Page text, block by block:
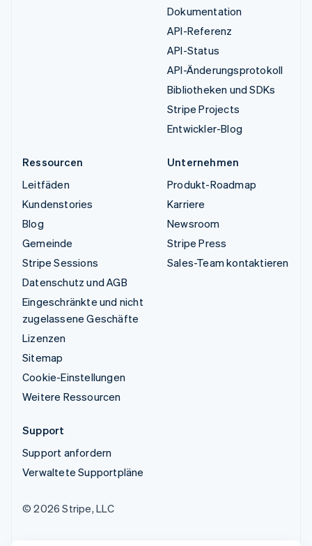
Dokumentation
API-Referenz
API-Status
API-Änderungsprotokoll
Bibliotheken und SDKs
Stripe Projects
Entwickler-Blog
Ressourcen
Leitfäden
Kundenstories
Blog
Gemeinde
Stripe Sessions
Datenschutz und AGB
Eingeschränkte und nicht
zugelassene Geschäfte
Lizenzen
Sitemap
Cookie-Einstellungen
Weitere Ressourcen
Unternehmen
Produkt-Roadmap
Karriere
Newsroom
Stripe Press
Sales-Team kontaktieren
Support
Support anfordern
Verwaltete Supportpläne
© 2026 Stripe, LLC